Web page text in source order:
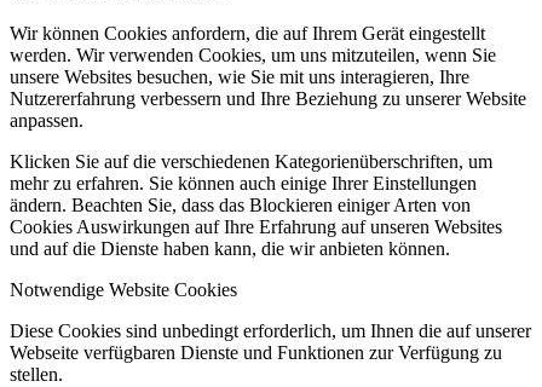
Wir können Cookies anfordern, die auf Ihrem Gerät eingestellt
werden. Wir verwenden Cookies, um uns mitzuteilen, wenn Sie
unsere Websites besuchen, wie Sie mit uns interagieren, Ihre
Nutzererfahrung verbessern und Ihre Beziehung zu unserer Website
anpassen.
Klicken Sie auf die verschiedenen Kategorienüberschriften, um
mehr zu erfahren. Sie können auch einige Ihrer Einstellungen
ändern. Beachten Sie, dass das Blockieren einiger Arten von
Cookies Auswirkungen auf Ihre Erfahrung auf unseren Websites
und auf die Dienste haben kann, die wir anbieten können.
Notwendige Website Cookies
Diese Cookies sind unbedingt erforderlich, um Ihnen die auf unserer
Webseite verfügbaren Dienste und Funktionen zur Verfügung zu
stellen.